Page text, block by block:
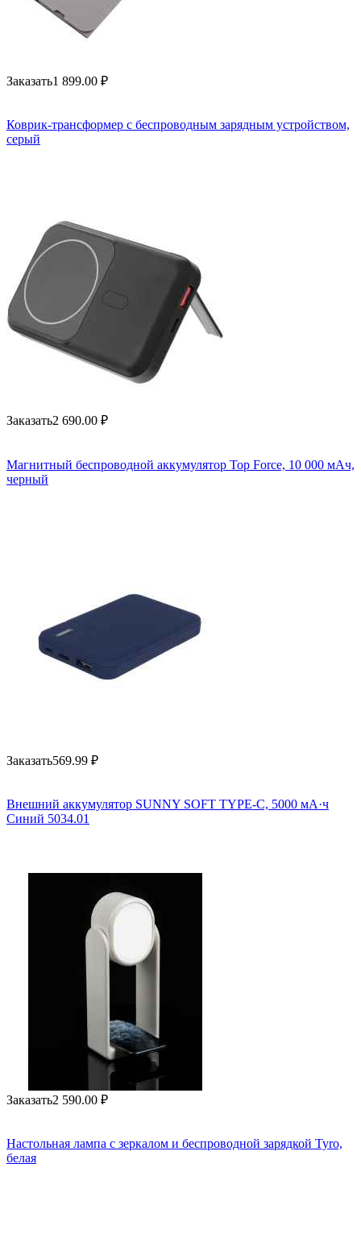
Заказать1 899.00 ₽
Коврик-трансформер с беспроводным зарядным устройством,
серый
Заказать2 690.00 ₽
Магнитный беспроводной аккумулятор Top Force, 10 000 мАч,
черный
Заказать569.99 ₽
Внешний аккумулятор SUNNY SOFT TYPE-C, 5000 мА·ч
Синий 5034.01
Заказать2 590.00 ₽
Настольная лампа с зеркалом и беспроводной зарядкой Tyro,
белая